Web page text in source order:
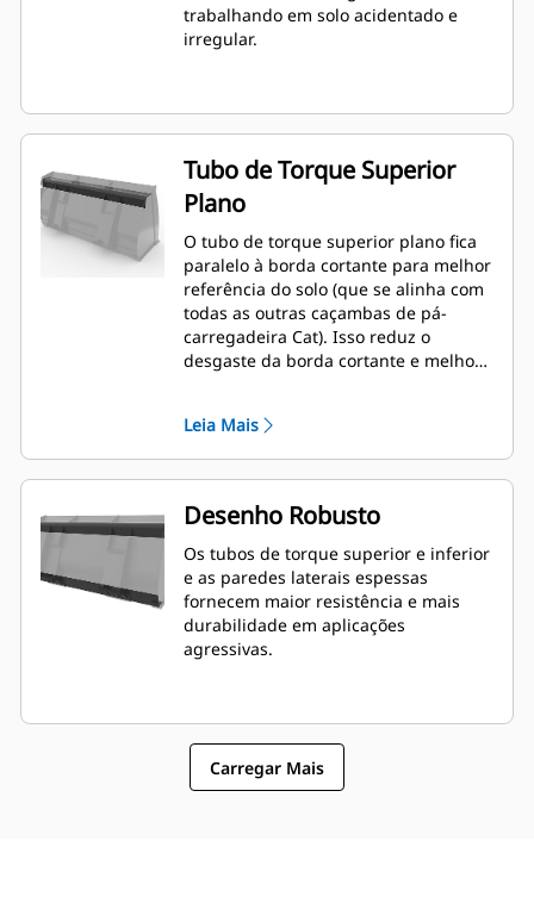
trabalhando em solo acidentado e
irregular.
Tubo de Torque Superior
Plano
O tubo de torque superior plano fica
paralelo à borda cortante para melhor
referência do solo (que se alinha com
todas as outras caçambas de pá-
carregadeira Cat). Isso reduz o
desgaste da borda cortante e melhora
ser mais fáceis de medir de dentro da
cabine.
Leia Mais
Desenho Robusto
Os tubos de torque superior e inferior
e as paredes laterais espessas
fornecem maior resistência e mais
durabilidade em aplicações
agressivas.
Carregar Mais